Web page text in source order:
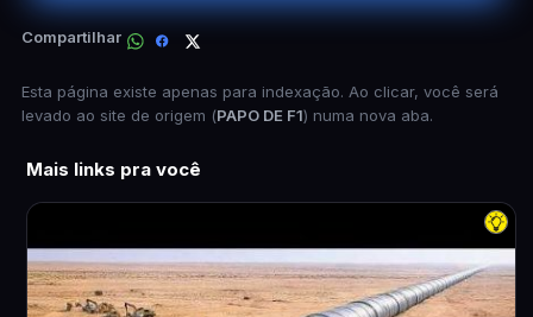
Compartilhar
Esta página existe apenas para indexação. Ao clicar, você será
levado ao site de origem (PAPO DE F1) numa nova aba.
Mais links pra você